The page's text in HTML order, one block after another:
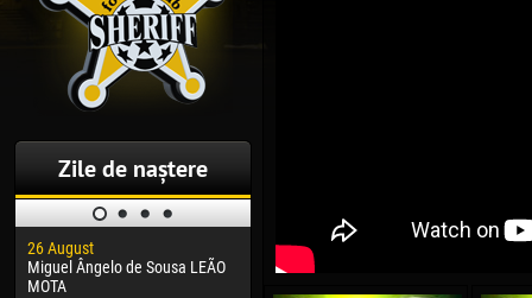
Zile de naștere
26 August
Miguel Ângelo de Sousa LEÃO
MOTA
30 January
Dhoraso Moreo KLAS
04